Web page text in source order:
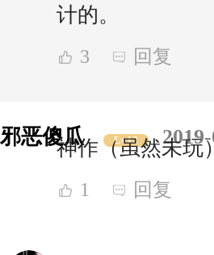
计的。
3 回复
邪恶傻瓜 Lv12
神作（虽然未玩
1 回复